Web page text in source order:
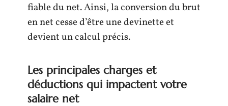
fiable du net. Ainsi, la conversion du brut
en net cesse d’être une devinette et
devient un calcul précis.
Les principales charges et
déductions qui impactent votre
salaire net